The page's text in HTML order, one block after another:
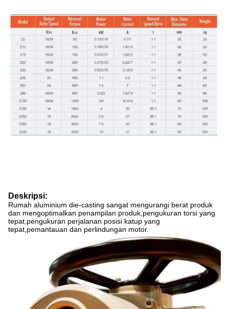
Deskripsi:
Rumah aluminium die-casting sangat mengurangi berat produk
dan mengoptimalkan penampilan produk,pengukuran torsi yang
tepat,pengukuran perjalanan posisi katup yang
tepat,pemantauan dan perlindungan motor.